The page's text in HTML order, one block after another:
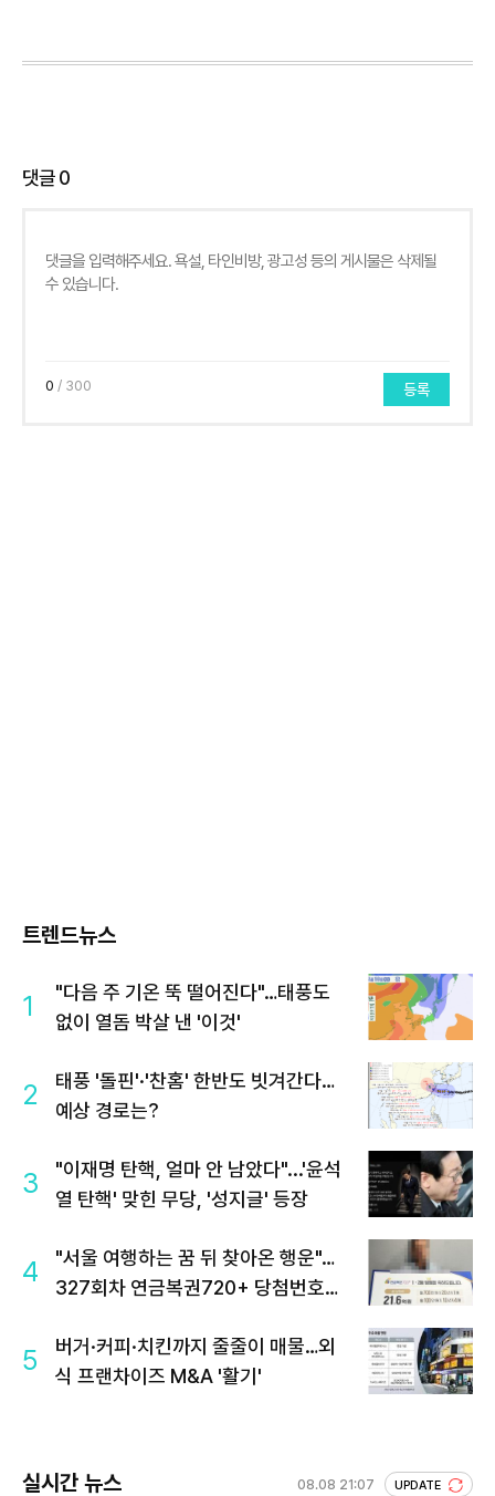
댓글0
0 / 300 등록
트렌드뉴스
1
"다음 주 기온 뚝 떨어진다"…태풍도
없이 열돔 박살 낸 '이것'
2
태풍 '돌핀'·'찬홈' 한반도 빗겨간다…
예상 경로는?
3
"이재명 탄핵, 얼마 안 남았다"...'윤석
열 탄핵' 맞힌 무당, '성지글' 등장
4
"서울 여행하는 꿈 뒤 찾아온 행운"…
327회차 연금복권720+ 당첨번호조
5
버거·커피·치킨까지 줄줄이 매물…외
식 프랜차이즈 M&A '활기'
실시간 뉴스 08.08 21:07 UPDATE